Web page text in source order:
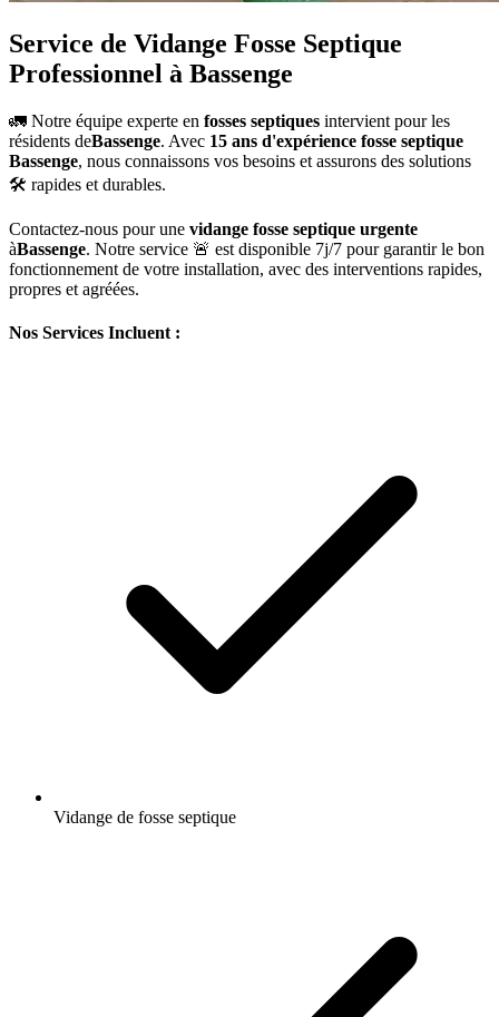
Service de Vidange Fosse Septique
Professionnel à Bassenge
🚛 Notre équipe experte en fosses septiques intervient pour les
résidents deBassenge. Avec 15 ans d'expérience fosse septique
Bassenge, nous connaissons vos besoins et assurons des solutions
🛠️ rapides et durables.
Contactez-nous pour une vidange fosse septique urgente
àBassenge. Notre service 🚨 est disponible 7j/7 pour garantir le bon
fonctionnement de votre installation, avec des interventions rapides,
propres et agréées.
Nos Services Incluent :
Vidange de fosse septique